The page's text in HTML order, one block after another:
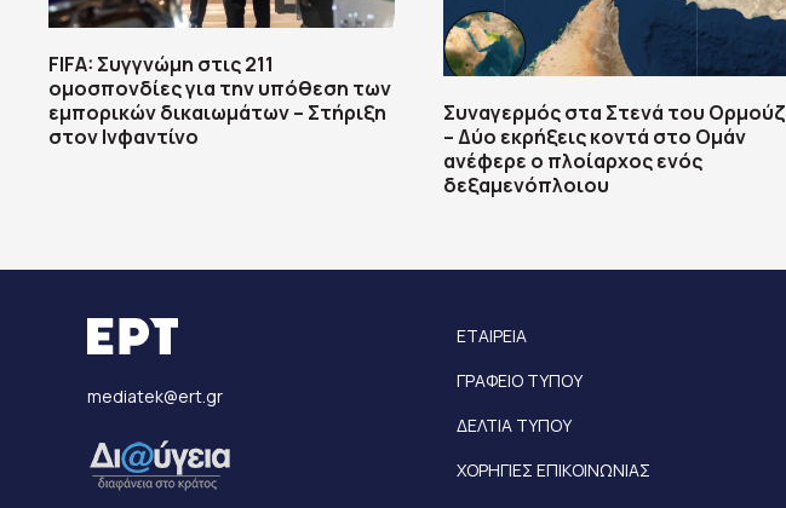
FIFA: Συγγνώμη στις 211
ομοσπονδίες για την υπόθεση των
εμπορικών δικαιωμάτων – Στήριξη
στον Ινφαντίνο
Συναγερμός στα Στενά του Ορμούζ
– Δύο εκρήξεις κοντά στο Ομάν
ανέφερε ο πλοίαρχος ενός
δεξαμενόπλοιου
mediatek@ert.gr
ΕΤΑΙΡΕΙΑ
ΓΡΑΦΕΙΟ ΤΥΠΟΥ
ΔΕΛΤΙΑ ΤΥΠΟΥ
ΧΟΡΗΓΙΕΣ ΕΠΙΚΟΙΝΩΝΙΑΣ